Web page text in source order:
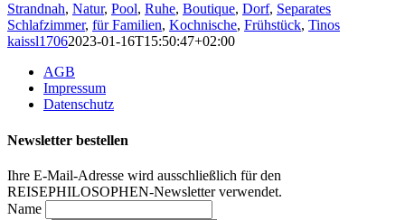
Strandnah, Natur, Pool, Ruhe, Boutique, Dorf, Separates
Schlafzimmer, für Familien, Kochnische, Frühstück, Tinos
kaissl17062023-01-16T15:50:47+02:00
AGB
Impressum
Datenschutz
Newsletter bestellen
Ihre E-Mail-Adresse wird ausschließlich für den
REISEPHILOSOPHEN-Newsletter verwendet.
Name